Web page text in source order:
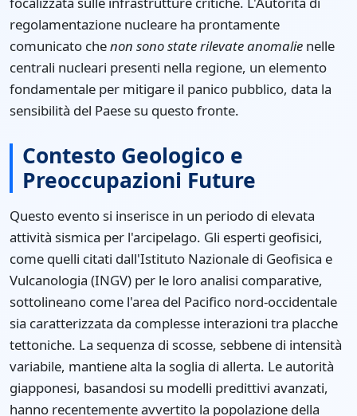
regolamentazione nucleare ha prontamente
comunicato chenon sono state rilevate anomalie nelle
centrali nucleari presenti nella regione, un elemento
fondamentale per mitigare il panico pubblico, data la
sensibilità del Paese su questo fronte.
Contesto Geologico e
Preoccupazioni Future
Questo evento si inserisce in un periodo di elevata
attività sismica per l'arcipelago. Gli esperti geofisici,
come quelli citati dall'Istituto Nazionale di Geofisica e
Vulcanologia (INGV) per le loro analisi comparative,
sottolineano come l'area del Pacifico nord-occidentale
sia caratterizzata da complesse interazioni tra placche
tettoniche. La sequenza di scosse, sebbene di intensità
variabile, mantiene alta la soglia di allerta. Le autorità
giapponesi, basandosi su modelli predittivi avanzati,
hanno recentemente avvertito la popolazione della